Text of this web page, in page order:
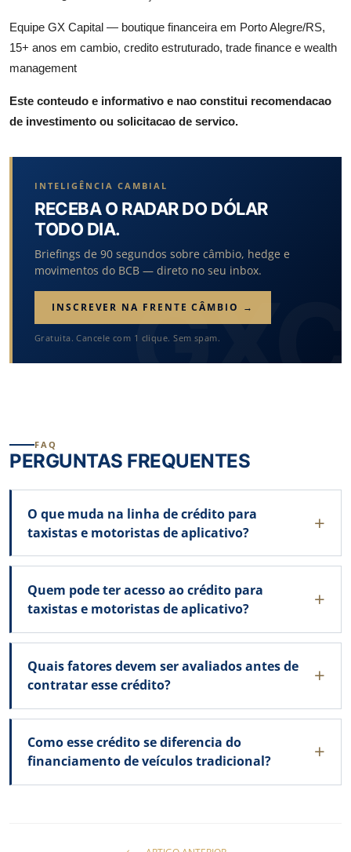
Equipe GX Capital — boutique financeira em Porto Alegre/RS,
15+ anos em cambio, credito estruturado, trade finance e wealth
management
Este conteudo e informativo e nao constitui recomendacao
de investimento ou solicitacao de servico.
INTELIGÊNCIA CAMBIAL
RECEBA O RADAR DO DÓLAR
TODO DIA.
Briefings de 90 segundos sobre câmbio, hedge e
movimentos do BCB — direto no seu inbox.
INSCREVER NA FRENTE CÂMBIO →
Gratuita. Cancele com 1 clique. Sem spam.
FAQ
PERGUNTAS FREQUENTES
O que muda na linha de crédito para
taxistas e motoristas de aplicativo?
Quem pode ter acesso ao crédito para
taxistas e motoristas de aplicativo?
Quais fatores devem ser avaliados antes de
contratar esse crédito?
Como esse crédito se diferencia do
financiamento de veículos tradicional?